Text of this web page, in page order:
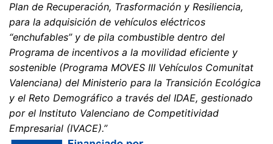
Plan de Recuperación, Trasformación y Resiliencia,
para la adquisición de vehículos eléctricos
“enchufables” y de pila combustible dentro del
Programa de incentivos a la movilidad eficiente y
sostenible (Programa MOVES III Vehículos Comunitat
Valenciana) del Ministerio para la Transición Ecológica
y el Reto Demográfico a través del IDAE, gestionado
por el Instituto Valenciano de Competitividad
Empresarial (IVACE).”